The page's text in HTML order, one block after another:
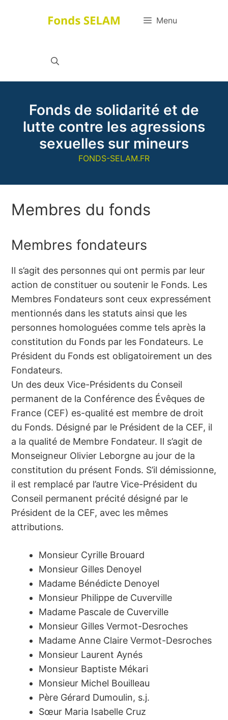
Menu
Fonds de solidarité et de
lutte contre les agressions
sexuelles sur mineurs
FONDS-SELAM.FR
Membres du fonds
Membres fondateurs
Il s’agit des personnes qui ont permis par leur
action de constituer ou soutenir le Fonds. Les
Membres Fondateurs sont ceux expressément
mentionnés dans les statuts ainsi que les
personnes homologuées comme tels après la
constitution du Fonds par les Fondateurs. Le
Président du Fonds est obligatoirement un des
Fondateurs.
Un des deux Vice-Présidents du Conseil
permanent de la Conférence des Évêques de
France (CEF) es-qualité est membre de droit
du Fonds. Désigné par le Président de la CEF, il
a la qualité de Membre Fondateur. Il s’agit de
Monseigneur Olivier Leborgne au jour de la
constitution du présent Fonds. S’il démissionne,
il est remplacé par l’autre Vice-Président du
Conseil permanent précité désigné par le
Président de la CEF, avec les mêmes
attributions.
Monsieur Cyrille Brouard
Monsieur Gilles Denoyel
Madame Bénédicte Denoyel
Monsieur Philippe de Cuverville
Madame Pascale de Cuverville
Monsieur Gilles Vermot-Desroches
Madame Anne Claire Vermot-Desroches
Monsieur Laurent Aynés
Monsieur Baptiste Mékari
Monsieur Michel Bouilleau
Père Gérard Dumoulin, s.j.
Sœur Maria Isabelle Cruz